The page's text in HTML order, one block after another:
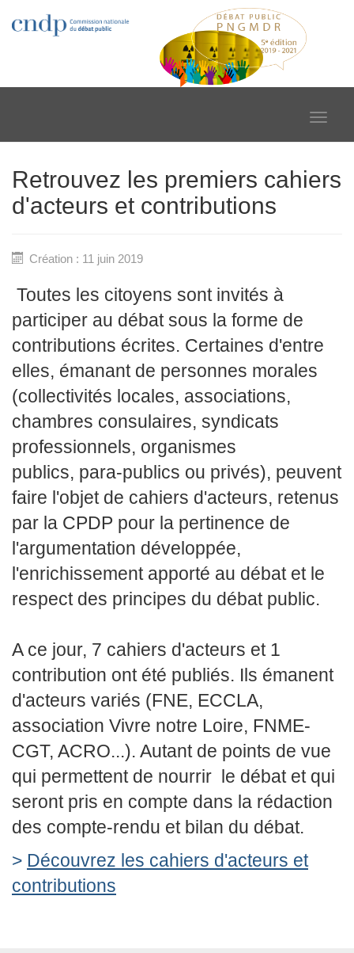
Toggle
Retrouvez les premiers cahiers
d'acteurs et contributions
Création : 11 juin 2019
Toutes les citoyens sont invités à
participer au débat sous la forme de
contributions écrites. Certaines d'entre
elles, émanant de personnes morales
(collectivités locales, associations,
chambres consulaires, syndicats
professionnels, organismes
publics, para-publics ou privés), peuvent
faire l'objet de cahiers d'acteurs, retenus
par la CPDP pour la pertinence de
l'argumentation développée,
l'enrichissement apporté au débat et le
respect des principes du débat public.
A ce jour, 7 cahiers d'acteurs et 1
contribution ont été publiés. Ils émanent
d'acteurs variés (FNE, ECCLA,
association Vivre notre Loire, FNME-
CGT, ACRO...). Autant de points de vue
qui permettent de nourrir le débat et qui
seront pris en compte dans la rédaction
des compte-rendu et bilan du débat.
> Découvrez les cahiers d'acteurs et
contributions